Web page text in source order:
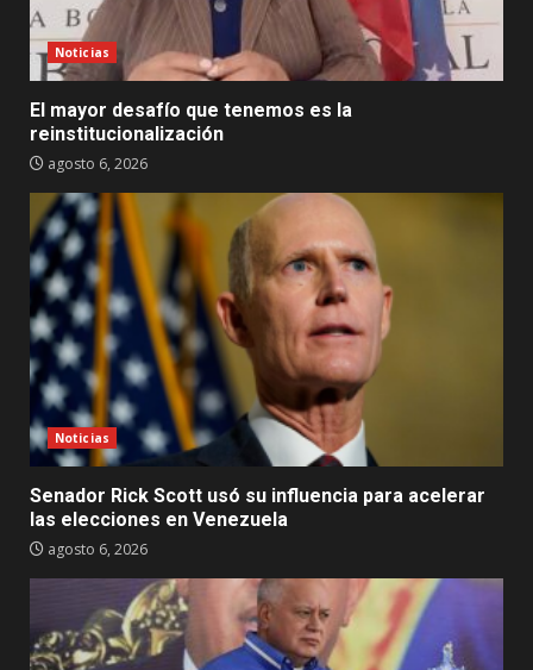
Noticias
El mayor desafío que tenemos es la
reinstitucionalización
agosto 6, 2026
Noticias
Senador Rick Scott usó su influencia para acelerar
las elecciones en Venezuela
agosto 6, 2026